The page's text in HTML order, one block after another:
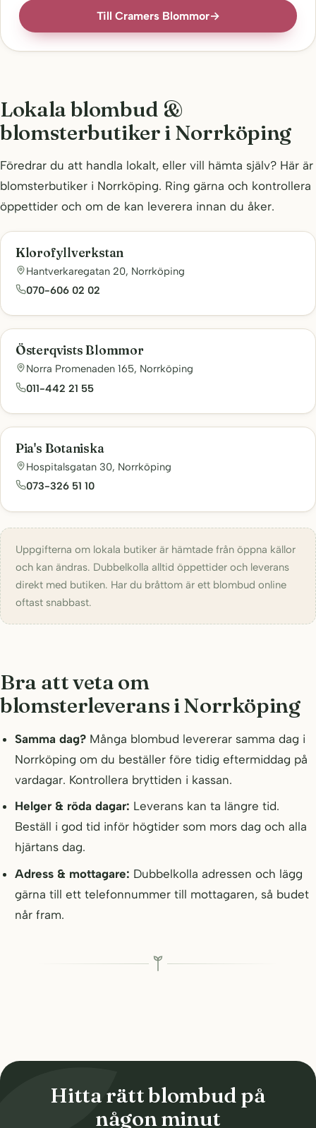
Till Cramers Blommor→
Lokala blombud &
blomsterbutiker i Norrköping
Föredrar du att handla lokalt, eller vill hämta själv? Här är
blomsterbutiker i Norrköping. Ring gärna och kontrollera
öppettider och om de kan leverera innan du åker.
Klorofyllverkstan
Hantverkaregatan 20, Norrköping
070-606 02 02
Österqvists Blommor
Norra Promenaden 165, Norrköping
011-442 21 55
Pia's Botaniska
Hospitalsgatan 30, Norrköping
073-326 51 10
Uppgifterna om lokala butiker är hämtade från öppna källor
och kan ändras. Dubbelkolla alltid öppettider och leverans
direkt med butiken. Har du bråttom är ett blombud online
oftast snabbast.
Bra att veta om
blomsterleverans i Norrköping
Samma dag? Många blombud levererar samma dag i
Norrköping om du beställer före tidig eftermiddag på
vardagar. Kontrollera bryttiden i kassan.
Helger & röda dagar: Leverans kan ta längre tid.
Beställ i god tid inför högtider som mors dag och alla
hjärtans dag.
Adress & mottagare: Dubbelkolla adressen och lägg
gärna till ett telefonnummer till mottagaren, så budet
når fram.
Hitta rätt blombud på
någon minut